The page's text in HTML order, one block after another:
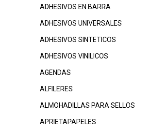
ADHESIVOS EN BARRA
ADHESIVOS UNIVERSALES
ADHESIVOS SINTETICOS
ADHESIVOS VINILICOS
AGENDAS
ALFILERES
ALMOHADILLAS PARA SELLOS
APRIETAPAPELES
$345